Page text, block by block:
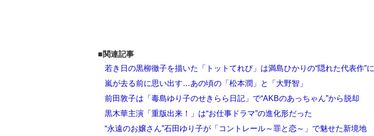
■関連記事
若き日の黒柳徹子を描いた「トットてれび」は満島ひかりの“隠れた代表作”に
嵐が去る前に思い出す…あの頃の「松本潤」と「大野智」
前田敦子は「毒島ゆり子のせきらら日記」で“AKBのあっちゃん”から脱却
黒木華主演「重版出来！」は“お仕事ドラマ”の進化形だった
“永遠のお嬢さん”石田ゆり子が「コントレール～罪と恋～」で魅せた新境地